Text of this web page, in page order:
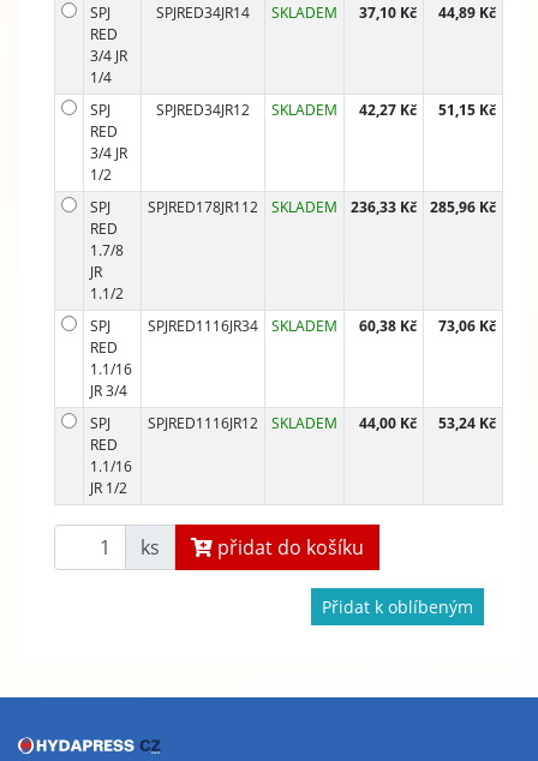
SPJ
RED
3/4 JR
1/4
SPJRED34JR14 SKLADEM 37,10 Kč 44,89 Kč
SPJ
RED
3/4 JR
1/2
SPJRED34JR12 SKLADEM 42,27 Kč 51,15 Kč
SPJ
RED
1.7/8
JR
1.1/2
SPJRED178JR112 SKLADEM 236,33 Kč 285,96 Kč
SPJ
RED
1.1/16
JR 3/4
SPJRED1116JR34 SKLADEM 60,38 Kč 73,06 Kč
SPJ
RED
1.1/16
JR 1/2
SPJRED1116JR12 SKLADEM 44,00 Kč 53,24 Kč
ks přidat do košíku
Přidat k oblíbeným